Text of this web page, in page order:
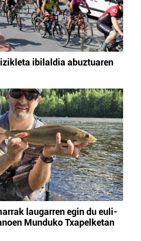
ibilaldia abuztuaren
laugarren egin du euli-
Munduko Txapelketan